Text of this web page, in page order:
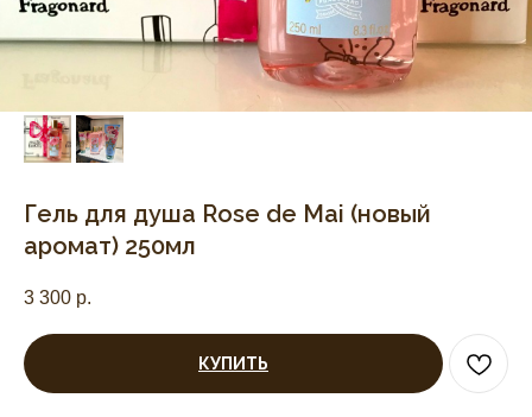
Гель для душа Rose de Mai (новый
аромат) 250мл
3 300 р.
КУПИТЬ